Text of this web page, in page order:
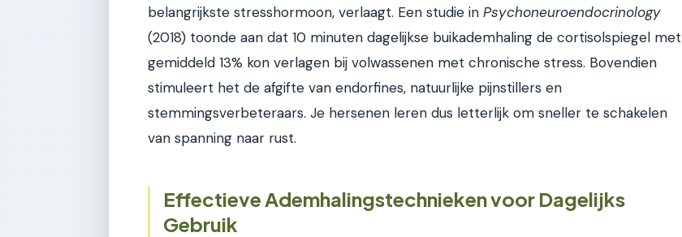
belangrijkste stresshormoon, verlaagt. Een studie in Psychoneuroendocrinology
(2018) toonde aan dat 10 minuten dagelijkse buikademhaling de cortisolspiegel met
gemiddeld 13% kon verlagen bij volwassenen met chronische stress. Bovendien
stimuleert het de afgifte van endorfines, natuurlijke pijnstillers en
stemmingsverbeteraars. Je hersenen leren dus letterlijk om sneller te schakelen
van spanning naar rust.
Effectieve Ademhalingstechnieken voor Dagelijks
Gebruik